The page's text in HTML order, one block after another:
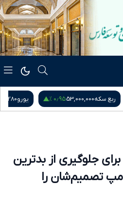
ربع سکه53,000,000۰٫۹۵ % یورو
جلوگیری از بدترین
تصمیم‌شان را